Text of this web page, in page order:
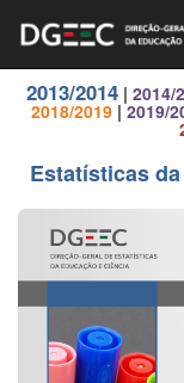
2013/2014| 2014/
2018/2019 |2019/
Estatísticas